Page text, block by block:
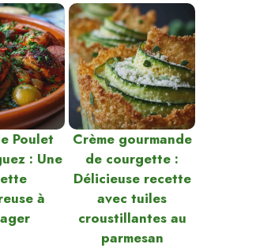
Poulet
: Une
à
Crème gourmande
de courgette :
Délicieuse recette
avec tuiles
croustillantes au
parmesan